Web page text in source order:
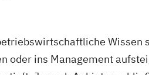
Wissen
oder ins Management